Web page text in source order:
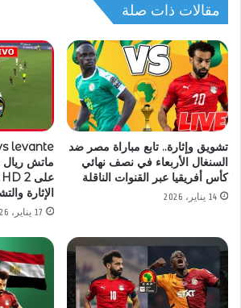
مقالات ذات صلة
تشويق وإثارة.. تابع مباراة مصر ضد
السنغال الأربعاء في نصف نهائي
كأس أفريقيا عبر القنوات الناقلة
14 يناير، 2026
ماتش ريال
الإثارة
17 يناير، 2026